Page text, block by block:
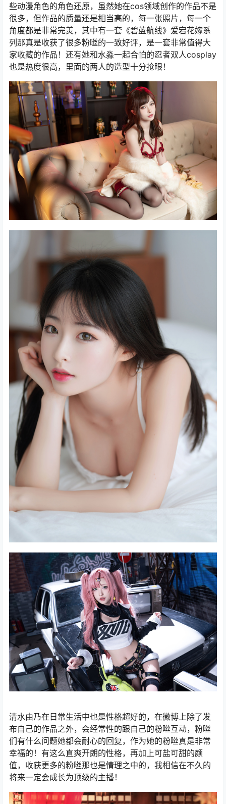
些动漫角色的角色还原，虽然她在cos领域创作的作品不是
很多，但作品的质量还是相当高的，每一张照片，每一个
角度都是非常完羙，其中有一套《碧蓝航线》爱宕花嫁系
列那真是收获了很多粉咝的一致好评，是一套非常值得大
家收藏的作品！还有她和水淼一起合怕的忍者双人cosplay
也是热度很高，里面的两人的造型十分抢眼！
清水由乃在日常生活中也是性格超好的，在微博上除了发
布自己的作品之外，会经常性的跟自己的粉咝互动，粉咝
们有什么问题她都会耐心的回复，作为她的粉咝真是非常
幸福的！有这么直爽开朗的性格，再加上可盐可甜的颜
值，收获更多的粉咝那也是情理之中的，我相信在不久的
将来一定会成长为顶级的主播！